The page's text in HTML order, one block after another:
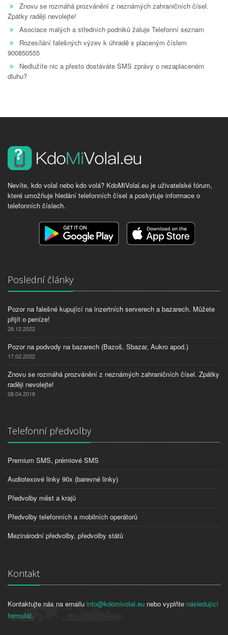
Znovu se rozmáhá prozvánění z neznámých zahraničních čísel.
Zpátky raději nevolejte!
Asociace malých a středních podniků žaluje Telefonní seznam
Rozesílání falešných výzev k úhradě s placeným číslem
900850555
Nedlužíte nic a přesto dostáváte SMS zprávy o nezaplaceném
dluhu?
Nevíte, kdo volal nebo kdo volá? KdoMiVolal.eu je uživatelské fórum,
které umožňuje hledání telefonních čísel a poskytuje informace o
telefonních číslech.
Poslední články
Pozor na falešné kupující na inzertních serverech a bazarech. Můžete
přijít o peníze!
28.12.2022
Pozor na podvody na bazarech (Bazoš, Sbazar, Aukro apod.)
17.02.2022
Znovu se rozmáhá prozvánění z neznámých zahraničních čísel. Zpátky
raději nevolejte!
08.04.2018
Telefonní předvolby
Premium SMS, prémiové SMS
Audiotexové linky 90x (barevné linky)
Předvolby měst a krajů
Předvolby telefonních a mobilních operátorů
Mezinárodní předvolby, předvolby států
Kontakt
Kontaktujte nás na emailu info@kdomivolal.eu nebo vyplňte následující
formulář.